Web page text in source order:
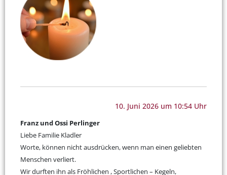
10. Juni 2026 um 10:54 Uhr
Franz und Ossi Perlinger
Liebe Familie Kladler
Worte, können nicht ausdrücken, wenn man einen geliebten
Menschen verliert.
Wir durften ihn als Fröhlichen , Sportlichen – Kegeln,